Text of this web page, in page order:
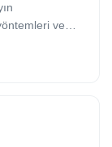
ve